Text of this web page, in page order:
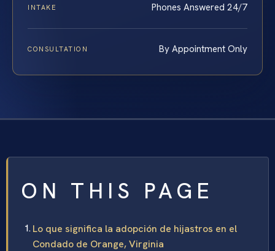
INTAKE Phones Answered 24/7
CONSULTATION By Appointment Only
ON THIS PAGE
Lo que significa la adopción de hijastros en el
Condado de Orange, Virginia